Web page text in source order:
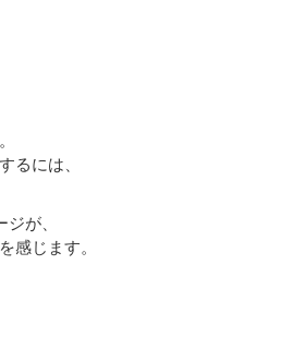
るには、
が、
感じます。